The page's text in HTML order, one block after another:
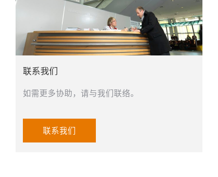
联系我们
如需更多协助，请与我们联络。
联系我们